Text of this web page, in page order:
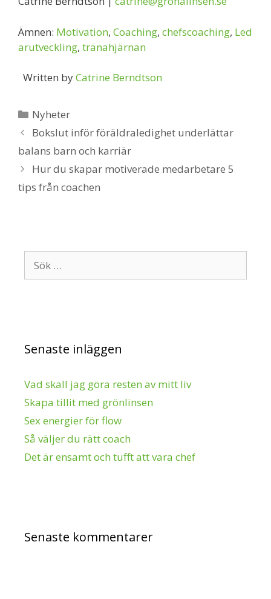
Ämnen: Motivation, Coaching, chefscoaching, Led
arutveckling, tränahjärnan
Written byCatrine Berndtson
Kategorier
Nyheter
Bokslut inför föräldraledighet underlättar
balans barn och karriär
Hur du skapar motiverade medarbetare 5
tips från coachen
efter:
Senaste inläggen
Vad skall jag göra resten av mitt liv
Skapa tillit med grönlinsen
Sex energier för flow
Så väljer du rätt coach
Det är ensamt och tufft att vara chef
Senaste kommentarer